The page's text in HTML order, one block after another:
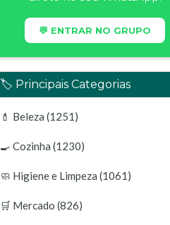
💬 ENTRAR NO GRUPO
🏷️ Principais Categorias
💄 Beleza (1251)
🍳 Cozinha (1230)
🧼 Higiene e Limpeza (1061)
🛒 Mercado (826)